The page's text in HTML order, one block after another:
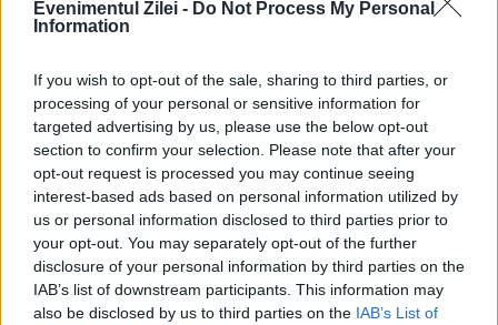
Evenimentul Zilei - Do Not Process My Personal
Information
If you wish to opt-out of the sale, sharing to third parties, or
processing of your personal or sensitive information for
targeted advertising by us, please use the below opt-out
section to confirm your selection. Please note that after your
opt-out request is processed you may continue seeing
interest-based ads based on personal information utilized by
us or personal information disclosed to third parties prior to
your opt-out. You may separately opt-out of the further
disclosure of your personal information by third parties on the
IAB’s list of downstream participants. This information may
also be disclosed by us to third parties on the IAB’s List of
OPINII
34 de ani de Evenimentul Zilei. „Bulina Roșie”,
nopțile albe din redacție și de ce povestea
EVZ merge mai departe.